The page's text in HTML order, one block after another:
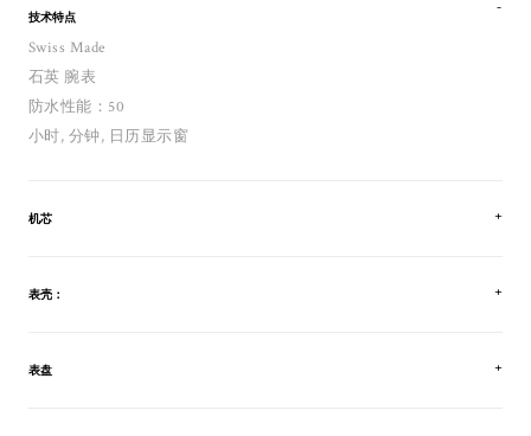
技术特点
Swiss Made
石英 腕表
防水性能：50
小时, 分钟, 日历显示窗
机芯
表壳：
表盘